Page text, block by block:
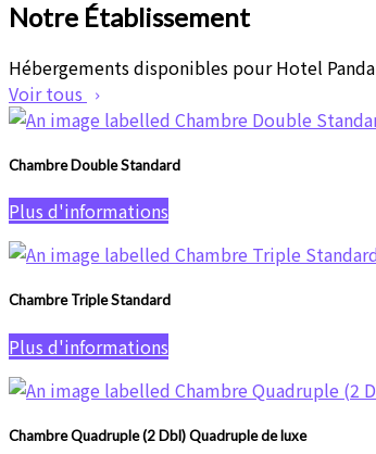
Notre Établissement
Hébergements disponibles pour Hotel Panda
Voir tous
Chambre Double Standard
Plus d'informations
Chambre Triple Standard
Plus d'informations
Chambre Quadruple (2 Dbl) Quadruple de luxe